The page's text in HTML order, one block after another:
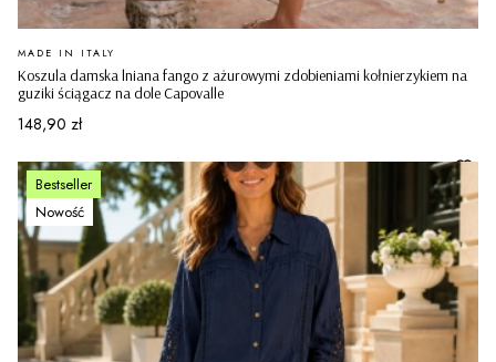
Koszula damska lniana fango z ażurowymi zdobieniami kołnierzykiem na
guziki ściągacz na dole Capovalle
PRODUCENT
MADE IN ITALY
Cena
148,90 zł
Bestseller
Nowość